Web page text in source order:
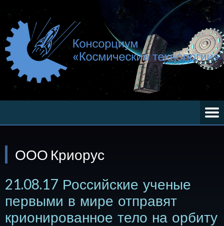
ООО Криорус
21.08.17 Российские ученые
первыми в мире отправят
крионированное тело на орбиту